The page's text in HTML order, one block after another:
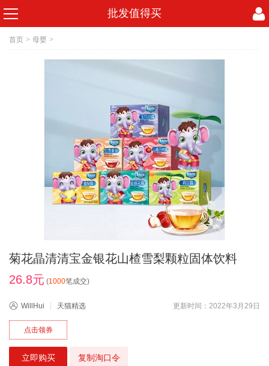
批发值得买
首页 > 母婴 >
菊花晶清清宝金银花山楂雪梨颗粒固体饮料
26.8元 (1000笔成交)
WillHui 天猫精选 更新时间：2022年3月29日
点击领券
立即购买 复制淘口令